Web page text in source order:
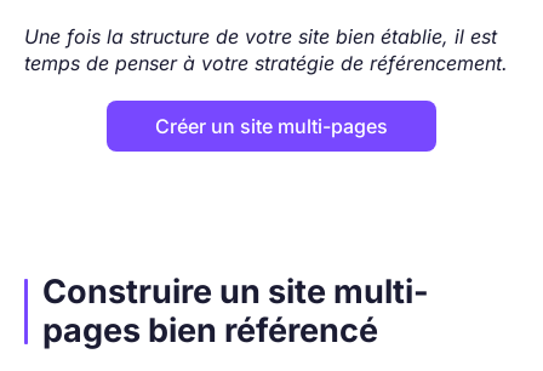
Une fois la structure de votre site bien établie, il est
temps de penser à votre stratégie de référencement.
Créer un site multi-pages
Construire un site multi-
pages bien référencé